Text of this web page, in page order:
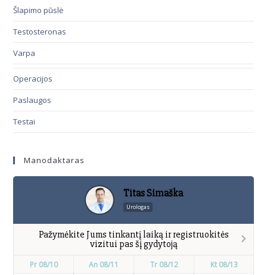
Šlapimo pūslė
Testosteronas
Varpa
Operacijos
Paslaugos
Testai
Manodaktaras
Titas Simaška
Urologas
Pažymėkite Jums tinkantį laiką ir registruokitės
vizitui pas šį gydytoją
Pr 08/10 An 08/11 Tr 08/12 Kt 08/13